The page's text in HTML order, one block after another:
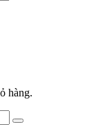
hàng.